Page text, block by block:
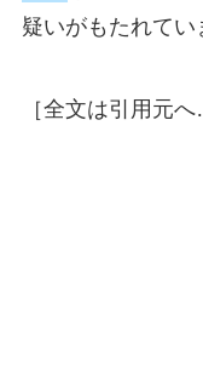
疑いがもたれてい
［全文は引用元